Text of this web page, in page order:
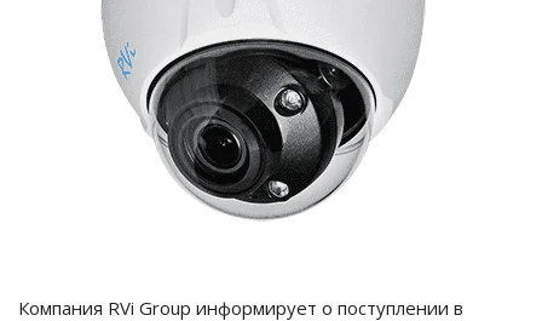
Компания RVi Group информирует о поступлении в